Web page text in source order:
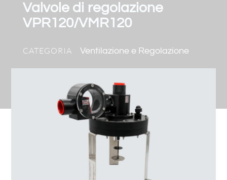
Valvole di regolazione
VPR120/VMR120
CATEGORIA Ventilazione e Regolazione